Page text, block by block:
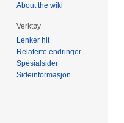
About the wiki
Verktøy
Lenker hit
Relaterte endringer
Spesialsider
Sideinformasjon